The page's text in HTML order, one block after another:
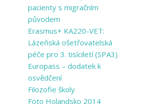
pacienty s migračním
původem
Erasmus+ KA220-VET:
Lázeňská ošetřovatelská
péče pro 3. tisíciletí (SPA3)
Europass – dodatek k
osvědčení
Filozofie školy
Foto Holandsko 2014